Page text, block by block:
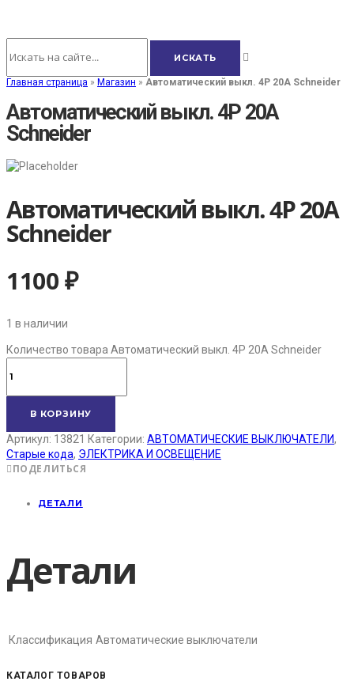
Главная страница » Магазин » Автоматический выкл. 4Р 20А Schneider
Автоматический выкл. 4Р 20А
Schneider
Автоматический выкл. 4Р 20А
Schneider
1100₽
1 в наличии
Количество товара Автоматический выкл. 4Р 20А Schneider
В КОРЗИНУ
Артикул: 13821 Категории: АВТОМАТИЧЕСКИЕ ВЫКЛЮЧАТЕЛИ,
Старые кода, ЭЛЕКТРИКА И ОСВЕЩЕНИЕ
ПОДЕЛИТЬСЯ
ДЕТАЛИ
Детали
Классификация Автоматические выключатели
КАТАЛОГ ТОВАРОВ